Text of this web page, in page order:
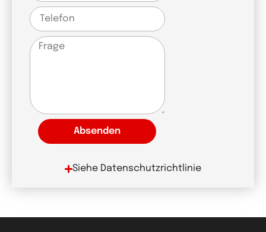
Absenden
Siehe Datenschutzrichtlinie